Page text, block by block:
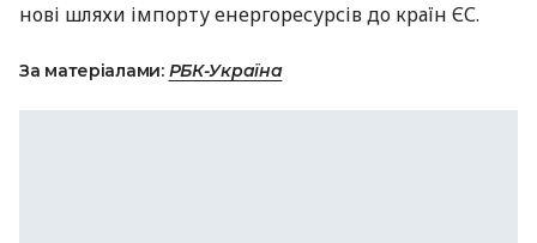
нові шляхи імпорту енергоресурсів до країн ЄС.
За матеріалами: РБК-Україна